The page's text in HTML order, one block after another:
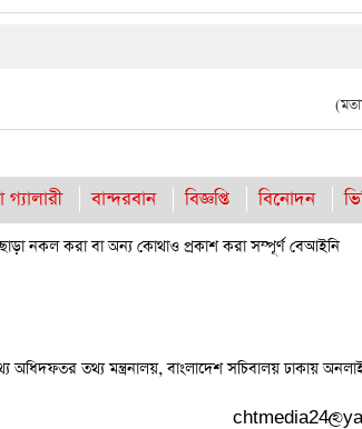
বান্দরবান বিজ্ঞপ্তি বিনোদন
নকল করা বা অন্য কোথাও প্রকাশ করা সম্পূর্ণ বেআইনি
অধিদফতর তথ্য মন্ত্রনালয়, বাংলাদেশ সচিবালয় ঢাকায়